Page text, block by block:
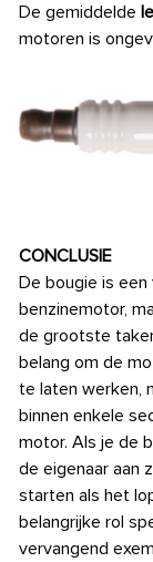
De gemiddelde
motoren is
CONCLUSIE
De bougie is
benzinemotor,
de grootste
belang om de
te laten werken,
binnen enkele
motor. Als je de
de eigenaar aan
starten als het
belangrijke rol
vervangend